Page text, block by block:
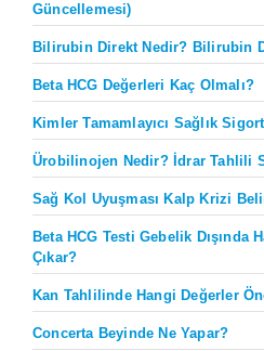
Güncellemesi)
Bilirubin Direkt Nedir? Bilirubin
Beta HCG Değerleri Kaç Olmalı?
Kimler Tamamlayıcı Sağlık
Ürobilinojen Nedir? İdrar Tahlili
Sağ Kol Uyuşması Kalp Krizi
Beta HCG Testi Gebelik Dışında
Çıkar?
Kan Tahlilinde Hangi Değerler
Concerta Beyinde Ne Yapar?